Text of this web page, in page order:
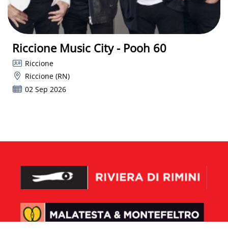
Riccione Music City - Pooh 60
Riccione
Riccione (RN)
02 Sep 2026